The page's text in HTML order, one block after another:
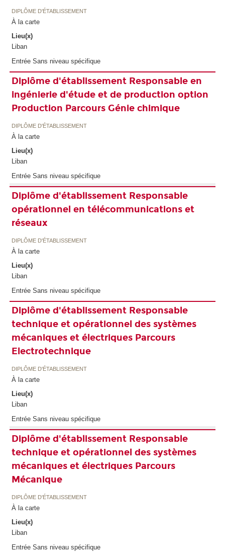
DIPLÔME D'ÉTABLISSEMENT
À la carte
Lieu(x)
Liban
Entrée Sans niveau spécifique
Diplôme d'établissement Responsable en
ingénierie d'étude et de production option
Production Parcours Génie chimique
DIPLÔME D'ÉTABLISSEMENT
À la carte
Lieu(x)
Liban
Entrée Sans niveau spécifique
Diplôme d'établissement Responsable
opérationnel en télécommunications et
réseaux
DIPLÔME D'ÉTABLISSEMENT
À la carte
Lieu(x)
Liban
Entrée Sans niveau spécifique
Diplôme d'établissement Responsable
technique et opérationnel des systèmes
mécaniques et électriques Parcours
Electrotechnique
DIPLÔME D'ÉTABLISSEMENT
À la carte
Lieu(x)
Liban
Entrée Sans niveau spécifique
Diplôme d'établissement Responsable
technique et opérationnel des systèmes
mécaniques et électriques Parcours
Mécanique
DIPLÔME D'ÉTABLISSEMENT
À la carte
Lieu(x)
Liban
Entrée Sans niveau spécifique